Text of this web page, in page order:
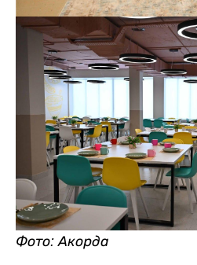
Фото: Акорда